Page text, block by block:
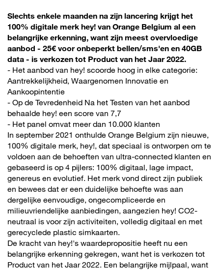
Slechts enkele maanden na zijn lancering krijgt het
100% digitale merk hey! van Orange Belgium al een
belangrijke erkenning, want zijn meest overvloedige
aanbod - 25€ voor onbeperkt bellen/sms'en en 40GB
data - is verkozen tot Product van het Jaar 2022.
- Het aanbod van hey! scoorde hoog in elke categorie:
Aantrekkelijkheid, Waargenomen Innovatie en
Aankoopintentie
- Op de Tevredenheid Na het Testen van het aanbod
behaalde hey! een score van 7,7
- Het panel omvat meer dan 10.000 klanten
In september 2021 onthulde Orange Belgium zijn nieuwe,
100% digitale merk, hey!, dat speciaal is ontworpen om te
voldoen aan de behoeften van ultra-connected klanten en
gebaseerd is op 4 pijlers: 100% digitaal, lage impact,
genereus en evolutief. Het merk vond direct zijn publiek
en bewees dat er een duidelijke behoefte was aan
dergelijke eenvoudige, ongecompliceerde en
milieuvriendelijke aanbiedingen, aangezien hey! CO2-
neutraal is voor zijn activiteiten, volledig digitaal en met
gerecyclede plastic simkaarten.
De kracht van hey!'s waardepropositie heeft nu een
belangrijke erkenning gekregen, want het is verkozen tot
Product van het Jaar 2022. Een belangrijke mijlpaal, want